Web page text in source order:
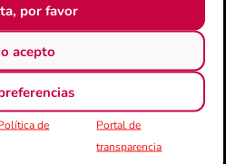
por favor
acepto
de
Portal de
transparencia